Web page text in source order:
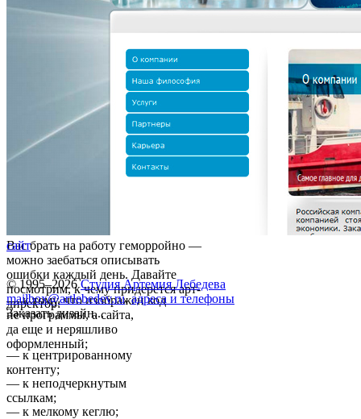
Вас брать на работу геморройно —
можно заебаться описывать
ошибки каждый день. Давайте
посмотрим, к чему придерется арт-
директор:
— к тому, что изображен код
не программы, а сайта,
да еще и неряшливо
оформленный;
— к центрированному
контенту;
— к неподчеркнутым
ссылкам;
— к мелкому кеглю;
сайт
© 1995–2026 Студия Артемия Лебедева
mailbox@artlebedev.ru, адреса и телефоны
Заказать дизайн...